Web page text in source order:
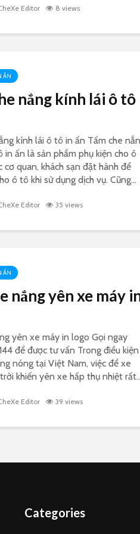
Editor 8 views
ẤN
nắng kính lái ô tô
kính lái ô tô in ấn Tấm che
in ấn là sản phẩm phụ kiện cho ô
cơ quan, khách sạn đặt hành để
ô tô khi sử dụng dịch vụ. Cũng...
Editor 35 views
ẤN
nắng yên xe máy
yên xe máy in logo Gọi ngay
để được tư vấn Trong điều kiện
nóng tại Việt Nam, việc để xe
khiến yên xe hấp thụ nhiệt
Editor 39 views
Categories